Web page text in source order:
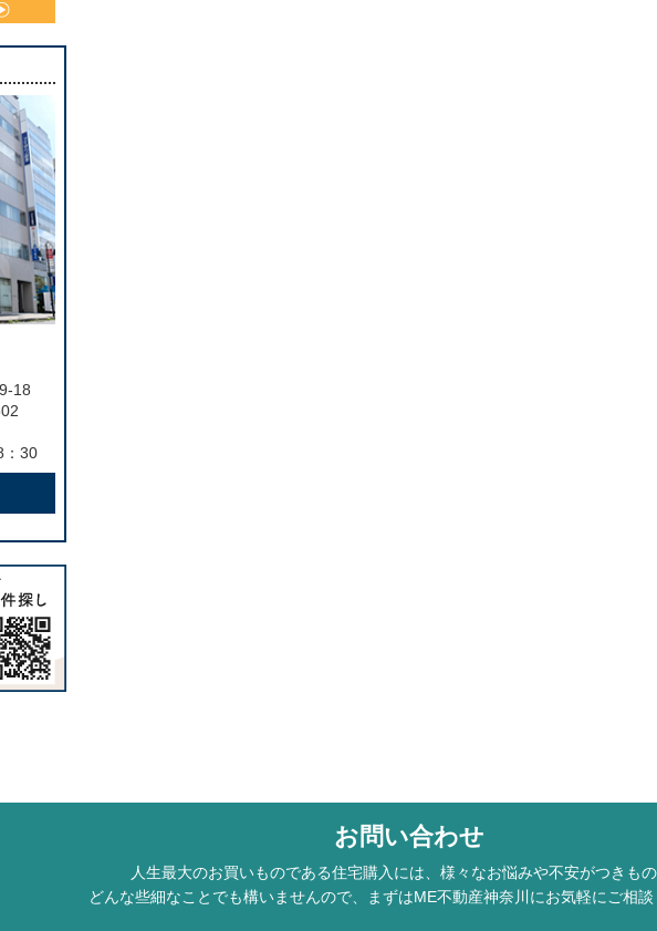
18
：30
お問い合わせ
人生最大のお買いものである住宅購入には、様々なお悩みや不安がつきも
どんな些細なことでも構いませんので、まずはME不動産神奈川にお気軽にご相談